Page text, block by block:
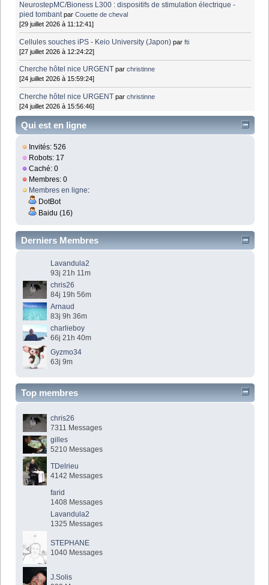
NeurostepMC/Bioness L300 : dispositifs de stimulation électrique -
pied tombant parCouette de cheval
[29 juillet 2026 à 11:12:41]
Cellules souches iPS - Keio University (Japon) parfti
[27 juillet 2026 à 12:24:22]
Cherche hôtel nice URGENT parchristinne
[24 juillet 2026 à 15:59:24]
Cherche hôtel nice URGENT parchristinne
[24 juillet 2026 à 15:56:46]
Qui est en ligne
Invités: 526
Robots: 17
Caché: 0
Membres: 0
Membres en ligne:
DotBot
Baidu (16)
Derniers Membres
Lavandula2
93j 21h 11m
chris26
84j 19h 56m
Arnaud
83j 9h 36m
charlieboy
66j 21h 40m
Gyzmo34
63j 9m
Top membres
chris26
7311 Messages
gilles
5210 Messages
TDelrieu
4142 Messages
farid
1408 Messages
Lavandula2
1325 Messages
STEPHANE
1040 Messages
J.Solis